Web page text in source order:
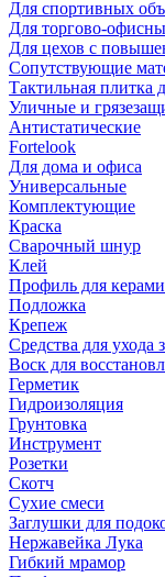
Для спортивных
Для торгово-
Для цехов с
Сопутствующие
Тактильная плитка
Уличные и
Антистатические
Fortelook
Для дома и офиса
Универсальные
Комплектующие
Краска
Сварочный шнур
Клей
Профиль для
Подложка
Крепеж
Средства для ухода
Воск для
Герметик
Гидроизоляция
Грунтовка
Инструмент
Розетки
Скотч
Сухие смеси
Заглушки для
Нержавейка Лука
Гибкий мрамор